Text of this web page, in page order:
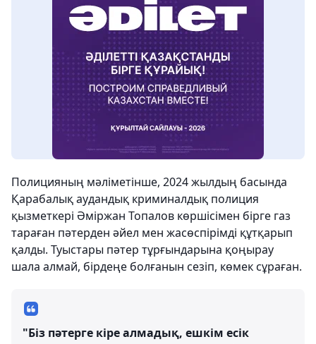
Полицияның мәліметінше, 2024 жылдың басында
Қарабалық аудандық криминалдық полиция
қызметкері Әміржан Топалов көршісімен бірге газ
тараған пәтерден әйел мен жасөспірімді құтқарып
қалды. Туыстары пәтер тұрғындарына қоңырау
шала алмай, бірдеңе болғанын сезіп, көмек сұраған.
"Біз пәтерге кіре алмадық, ешкім есік